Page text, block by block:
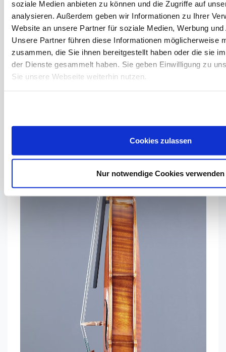
soziale Medien anbieten zu können und die Zugriffe auf
analysieren. Außerdem geben wir Informationen zu Ihrer
Website an unsere Partner für soziale Medien, Werbung
Unsere Partner führen diese Informationen möglicherweise
zusammen, die Sie ihnen bereitgestellt haben oder die sie
der Dienste gesammelt haben. Sie geben Einwilligung zu
Sie unsere Webseite weiterhin nutzen.
Cookies zulassen
Nur notwendige Cookies verwenden